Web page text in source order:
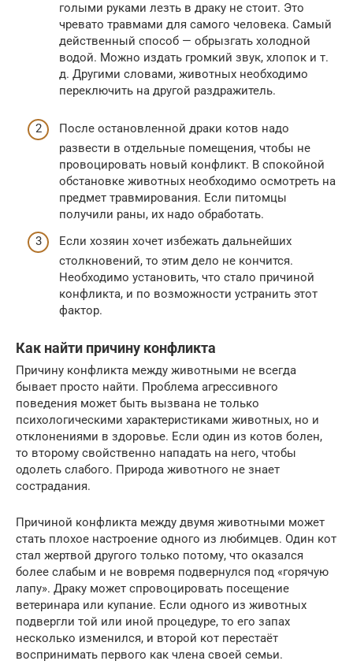
голыми руками лезть в драку не стоит. Это
чревато травмами для самого человека. Самый
действенный способ — обрызгать холодной
водой. Можно издать громкий звук, хлопок и т.
д. Другими словами, животных необходимо
переключить на другой раздражитель.
После остановленной драки котов надо
развести в отдельные помещения, чтобы не
провоцировать новый конфликт. В спокойной
обстановке животных необходимо осмотреть на
предмет травмирования. Если питомцы
получили раны, их надо обработать.
Если хозяин хочет избежать дальнейших
столкновений, то этим дело не кончится.
Необходимо установить, что стало причиной
конфликта, и по возможности устранить этот
фактор.
Как найти причину конфликта
Причину конфликта между животными не всегда
бывает просто найти. Проблема агрессивного
поведения может быть вызвана не только
психологическими характеристиками животных, но и
отклонениями в здоровье. Если один из котов болен,
то второму свойственно нападать на него, чтобы
одолеть слабого. Природа животного не знает
сострадания.
Причиной конфликта между двумя животными может
стать плохое настроение одного из любимцев. Один кот
стал жертвой другого только потому, что оказался
более слабым и не вовремя подвернулся под «горячую
лапу». Драку может спровоцировать посещение
ветеринара или купание. Если одного из животных
подвергли той или иной процедуре, то его запах
несколько изменился, и второй кот перестаёт
воспринимать первого как члена своей семьи.